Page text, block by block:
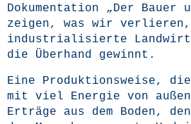
Doku­men­ta­ti­on
„Der Bau­er
zei­gen, was wir
in­dus­tria­li­sier­te
die Über­hand gewinnt.
Eine Pro­duk­ti­ons­wei­se,
mit viel Ener­gie von außen
Erträ­ge aus dem Boden,